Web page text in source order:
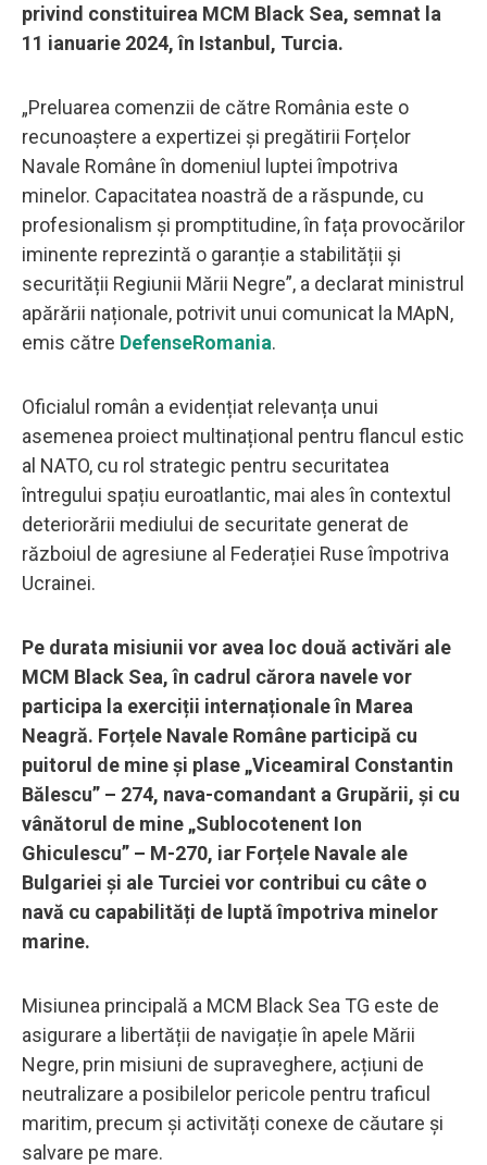
privind constituirea MCM Black Sea, semnat la
11 ianuarie 2024, în Istanbul, Turcia.
„Preluarea comenzii de către România este o
recunoaștere a expertizei și pregătirii Forțelor
Navale Române în domeniul luptei împotriva
minelor. Capacitatea noastră de a răspunde, cu
profesionalism și promptitudine, în fața provocărilor
iminente reprezintă o garanție a stabilității și
securității Regiunii Mării Negre”, a declarat ministrul
apărării naționale, potrivit unui comunicat la MApN,
emis către DefenseRomania.
Oficialul român a evidențiat relevanța unui
asemenea proiect multinațional pentru flancul estic
al NATO, cu rol strategic pentru securitatea
întregului spațiu euroatlantic, mai ales în contextul
deteriorării mediului de securitate generat de
războiul de agresiune al Federației Ruse împotriva
Ucrainei.
Pe durata misiunii vor avea loc două activări ale
MCM Black Sea, în cadrul cărora navele vor
participa la exerciții internaționale în Marea
Neagră. Forțele Navale Române participă cu
puitorul de mine și plase „Viceamiral Constantin
Bălescu” – 274, nava-comandant a Grupării, și cu
vânătorul de mine „Sublocotenent Ion
Ghiculescu” – M-270, iar Forțele Navale ale
Bulgariei și ale Turciei vor contribui cu câte o
navă cu capabilități de luptă împotriva minelor
marine.
Misiunea principală a MCM Black Sea TG este de
asigurare a libertății de navigație în apele Mării
Negre, prin misiuni de supraveghere, acțiuni de
neutralizare a posibilelor pericole pentru traficul
maritim, precum și activități conexe de căutare și
salvare pe mare.